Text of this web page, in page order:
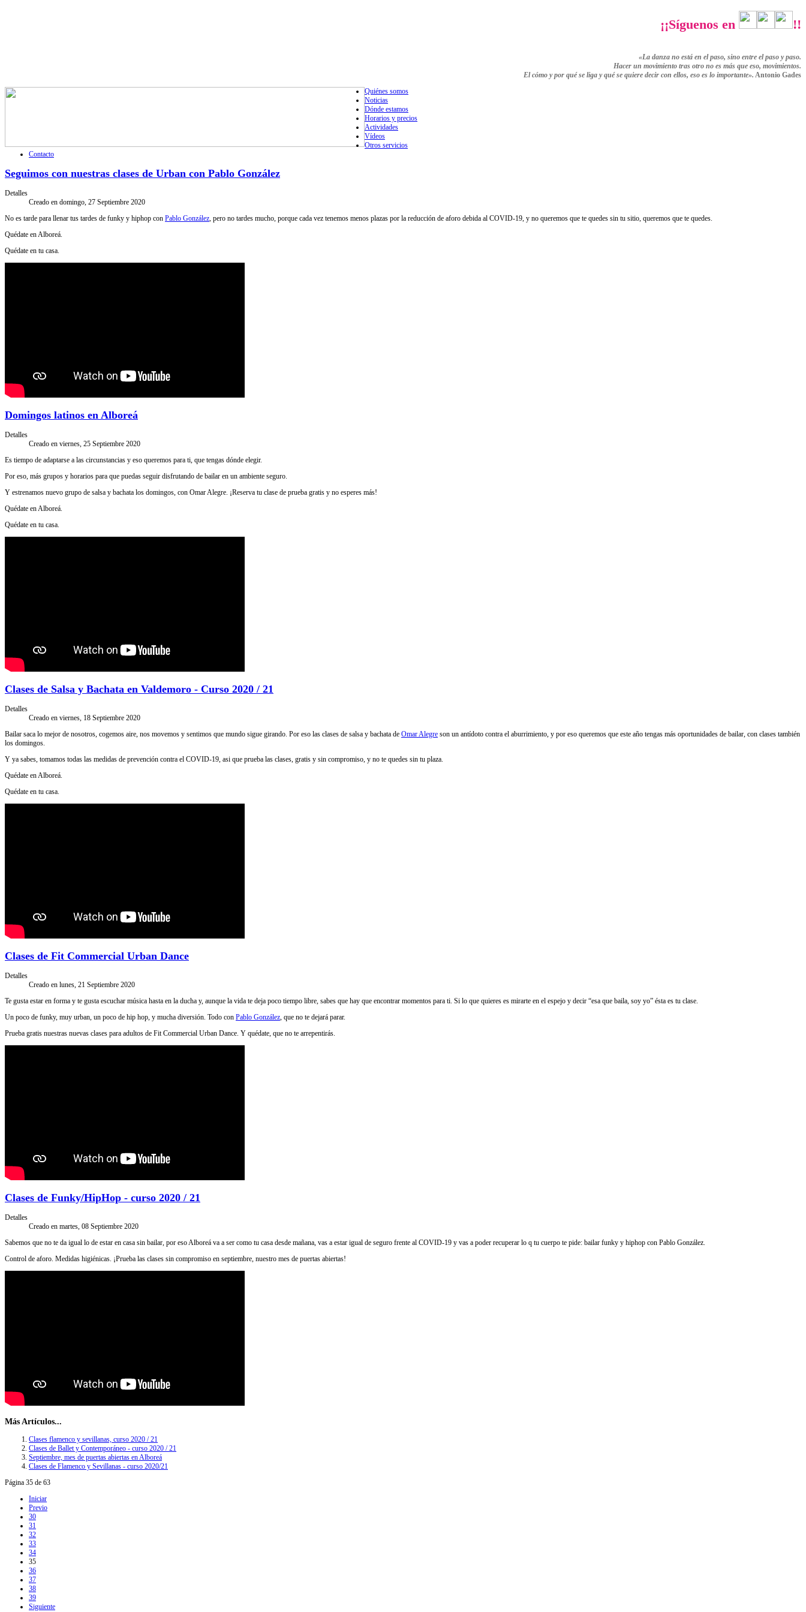
¡¡Síguenos en !!
«La danza no está en el paso, sino entre el paso y paso.
Hacer un movimiento tras otro no es más que eso, movimientos.
El cómo y por qué se liga y qué se quiere decir con ellos, eso es lo importante». Antonio Gades
Quiénes somos
Noticias
Dónde estamos
Horarios y precios
Actividades
Vídeos
Otros servicios
Contacto
Seguimos con nuestras clases de Urban con Pablo González
Detalles
Creado en domingo, 27 Septiembre 2020
No es tarde para llenar tus tardes de funky y hiphop con Pablo González, pero no tardes mucho, porque cada vez tenemos menos plazas por la reducción de aforo debida al COVID-19, y no queremos que te quedes sin tu sitio, queremos que te quedes.
Quédate en Alboreá.
Quédate en tu casa.
Domingos latinos en Alboreá
Detalles
Creado en viernes, 25 Septiembre 2020
Es tiempo de adaptarse a las circunstancias y eso queremos para ti, que tengas dónde elegir.
Por eso, más grupos y horarios para que puedas seguir disfrutando de bailar en un ambiente seguro.
Y estrenamos nuevo grupo de salsa y bachata los domingos, con Omar Alegre. ¡Reserva tu clase de prueba gratis y no esperes más!
Quédate en Alboreá.
Quédate en tu casa.
Clases de Salsa y Bachata en Valdemoro - Curso 2020 / 21
Detalles
Creado en viernes, 18 Septiembre 2020
Bailar saca lo mejor de nosotros, cogemos aire, nos movemos y sentimos que mundo sigue girando. Por eso las clases de salsa y bachata de Omar Alegre son un antídoto contra el aburrimiento, y por eso queremos que este año tengas más oportunidades de bailar, con clases también
los domingos.
Y ya sabes, tomamos todas las medidas de prevención contra el COVID-19, asi que prueba las clases, gratis y sin compromiso, y no te quedes sin tu plaza.
Quédate en Alboreá.
Quédate en tu casa.
Clases de Fit Commercial Urban Dance
Detalles
Creado en lunes, 21 Septiembre 2020
Te gusta estar en forma y te gusta escuchar música hasta en la ducha y, aunque la vida te deja poco tiempo libre, sabes que hay que encontrar momentos para ti. Si lo que quieres es mirarte en el espejo y decir “esa que baila, soy yo” ésta es tu clase.
Un poco de funky, muy urban, un poco de hip hop, y mucha diversión. Todo con Pablo González, que no te dejará parar.
Prueba gratis nuestras nuevas clases para adultos de Fit Commercial Urban Dance. Y quédate, que no te arrepentirás.
Clases de Funky/HipHop - curso 2020 / 21
Detalles
Creado en martes, 08 Septiembre 2020
Sabemos que no te da igual lo de estar en casa sin bailar, por eso Alboreá va a ser como tu casa desde mañana, vas a estar igual de seguro frente al COVID-19 y vas a poder recuperar lo q tu cuerpo te pide: bailar funky y hiphop con Pablo González.
Control de aforo. Medidas higiénicas. ¡Prueba las clases sin compromiso en septiembre, nuestro mes de puertas abiertas!
Más Artículos...
Clases flamenco y sevillanas, curso 2020 / 21
Clases de Ballet y Contemporáneo - curso 2020 / 21
Septiembre, mes de puertas abiertas en Alboreá
Clases de Flamenco y Sevillanas - curso 2020/21
Página 35 de 63
Iniciar
Previo
30
31
32
33
34
35
36
37
38
39
Siguiente